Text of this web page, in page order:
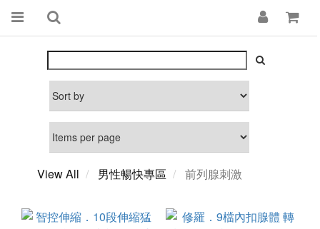
View All 男性暢快專區 前列腺刺激